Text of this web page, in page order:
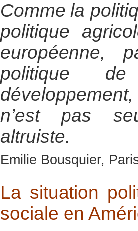
Comme la
politique
politique
n’est pas
altruiste.
Emilie Bousquier,
La situation
sociale en